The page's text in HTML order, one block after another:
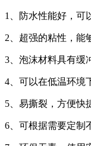
1、防水性能好，可
2、超强的粘性，能
3、泡沫材料具有缓
4、可以在低温环境
5、易撕裂，方便快
6、可根据需要定制